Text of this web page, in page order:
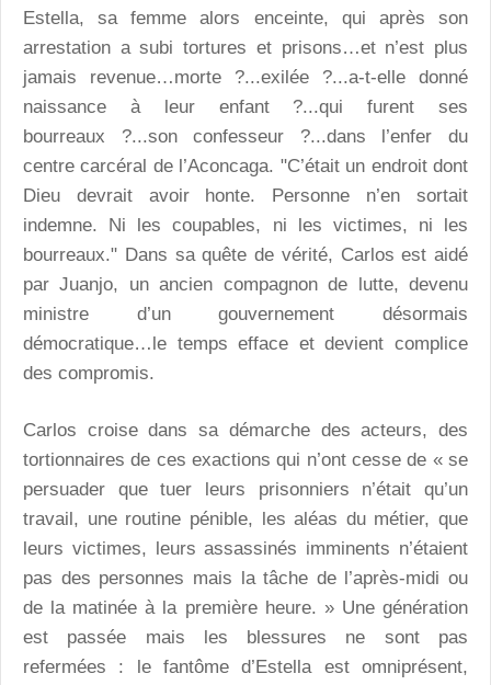
Estella, sa femme alors enceinte, qui après son
arrestation a subi tortures et prisons…et n’est plus
jamais revenue…morte ?...exilée ?...a-t-elle donné
naissance à leur enfant ?...qui furent ses
bourreaux ?...son confesseur ?...dans l’enfer du
centre carcéral de l’Aconcaga. "C’était un endroit dont
Dieu devrait avoir honte. Personne n’en sortait
indemne. Ni les coupables, ni les victimes, ni les
bourreaux." Dans sa quête de vérité, Carlos est aidé
par Juanjo, un ancien compagnon de lutte, devenu
ministre d’un gouvernement désormais
démocratique…le temps efface et devient complice
des compromis.
Carlos croise dans sa démarche des acteurs, des
tortionnaires de ces exactions qui n’ont cesse de « se
persuader que tuer leurs prisonniers n’était qu’un
travail, une routine pénible, les aléas du métier, que
leurs victimes, leurs assassinés imminents n’étaient
pas des personnes mais la tâche de l’après-midi ou
de la matinée à la première heure. » Une génération
est passée mais les blessures ne sont pas
refermées : le fantôme d’Estella est omniprésent,